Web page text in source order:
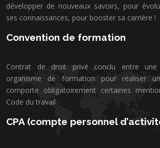
développer de nouveaux savoirs, pour
ses connaissances, pour booster sa carrière !
Convention de formation
Contrat de droit privé conclu entre
organisme de formation pour réaliser
comporte obligatoirement certaines
Code du travail.
CPA (compte personnel